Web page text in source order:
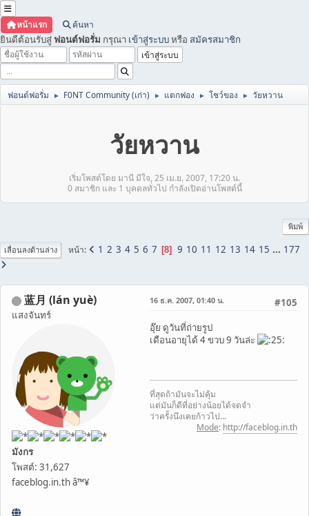
หน้าแรก ค้นหา
ยินดีต้อนรับสู่ ฟอนต์ฟอรั่ม กรุณา เข้าสู่ระบบหรือ สมัครสมาชิก
ฟอนต์ฟอรั่ม ► F0NT Community (เก่า) ► แตกฟอง ► โชว์ของ ► วัยหวาน
วัยหวาน
เริ่มโพสต์โดย มานี มีใจ, 25 เม.ย. 2007, 17:20 น.
0 สมาชิก และ 1 บุคคลทั่วไป กำลังเปิดอ่านโพสต์นี้
พิมพ์
เลื่อนลงด้านล่าง หน้า 1 2 3 4 5 6 7 8 9 10 11 12 13 14 15 ... 177
蓝月 (lán yuè)
แสงจันทร์
มังกร
โพสต์: 31,627
faceblog.in.th â™¥
#105
16 ธ.ค. 2007, 01:40 น.
อุ๊ย ดูวันที่ถ่ายรูป
เดือนอายุได้ 4 ขวบ 9 วันล่ะ
ที่สุดถ้ามันจะไม่คุ้ม
แต่มันก็ดีที่อย่างน้อยได้จดจำ
ว่าครั้งนึงเคยก้าวไป...
Mode: http://faceblog.in.th